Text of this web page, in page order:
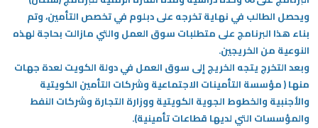
ويحصل الطالب في نهاية تخرجه على دبلوم في تخصص التأمين، وتم
بناء هذا البرنامج على متطلبات سوق العمل والتي مازالت بحاجة لهذه
النوعية من الخريجين.
وبعد التخرج يتجه الخريج إلى سوق العمل في دولة الكويت لعدة جهات
منها ( مؤسسة التأمينات الاجتماعية وشركات التأمين الكويتية
والأجنبية والخطوط الجوية الكويتية ووزارة التجارة وشركات النفط
والمؤسسات التي لديها قطاعات تأمينية).